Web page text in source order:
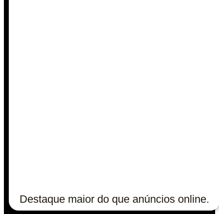
Destaque maior do que anúncios online.